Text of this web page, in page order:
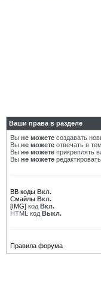
Ваши права в разделе
Вы не можете создавать
Вы не можете отвечать в
Вы не можете прикреплять
Вы не можете
BB коды Вкл.
Смайлы Вкл.
[IMG] код Вкл.
HTML код Выкл.
Правила форума